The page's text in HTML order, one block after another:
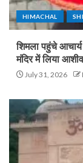
HIMACHAL
शिमला पहुंचे
मंदिर में लिया
July 31, 2026